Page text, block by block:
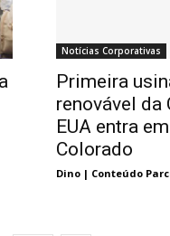
Notícias Corporativas
Primeira
renovável da
EUA entra
Colorado
Dino | Conteúdo